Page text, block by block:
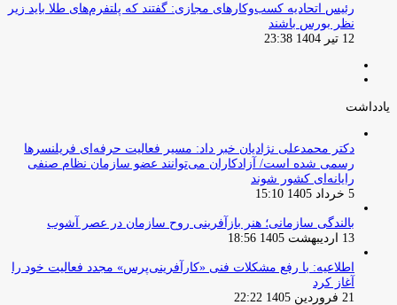
‏رئیس اتحادیه کسب‌وکارهای مجازی: گفتند که پلتفرم‌های طلا باید زیر
نظر بورس باشند
12 تیر 1404 23:38
یادداشت
دکتر محمدعلی نژادیان خبر داد: مسیر فعالیت حرفه‌ای فریلنسرها
رسمی شده است/ آزادکاران می‌توانند عضو سازمان نظام صنفی
رایانه‌ای کشور شوند
5 خرداد 1405 15:10
بالندگی سازمانی؛ هنر بازآفرینی روح سازمان در عصر آشوب
13 اردیبهشت 1405 18:56
اطلاعیه: با رفع مشکلات فنی «کارآفرینی‌پرس» مجدد فعالیت خود را
آغاز کرد
21 فروردین 1405 22:22